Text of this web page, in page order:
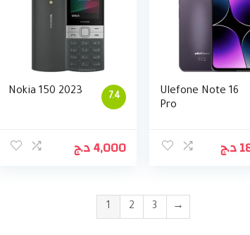
7.4
Nokia 150 2023
4,000د.ج
Ulefone Note 16
Pro
د.ج
1 2 3 →